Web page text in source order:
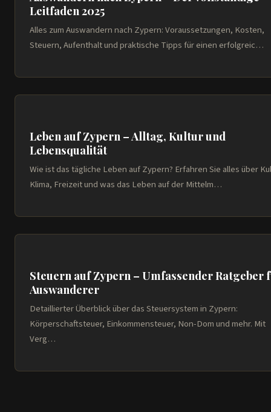
Leitfaden 2025
Alles zum Auswandern nach Zypern: Voraussetzungen, Kosten,
Steuern, Aufenthalt und praktische Tipps für einen erfolgreic…
Leben auf Zypern – Alltag, Kultur und
Lebensqualität
Wie ist das tägliche Leben auf Zypern? Erfahren Sie alles über
Klima, Freizeit und was das Leben auf der Mittelm…
Steuern auf Zypern – Umfassender Ratgeber
Auswanderer
Detaillierter Überblick über das Steuersystem in Zypern:
Körperschaftsteuer, Einkommensteuer, Non-Dom und mehr. Mit
Verg…